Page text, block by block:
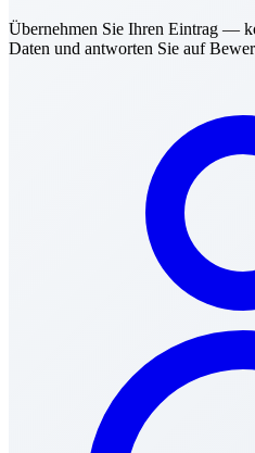
Übernehmen Sie Ihren Eintrag —
Daten und antworten Sie auf